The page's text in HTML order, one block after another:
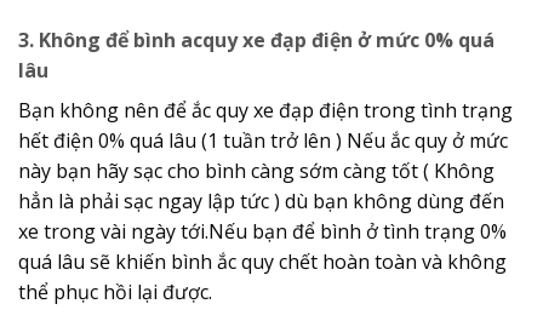
3. Không để bình acquy xe đạp điện ở mức 0% quá
lâu
Bạn không nên để ắc quy xe đạp điện trong tình trạng
hết điện 0% quá lâu (1 tuần trở lên ) Nếu ắc quy ở mức
này bạn hãy sạc cho bình càng sớm càng tốt ( Không
hẳn là phải sạc ngay lập tức ) dù bạn không dùng đến
xe trong vài ngày tới.Nếu bạn để bình ở tình trạng 0%
quá lâu sẽ khiến bình ắc quy chết hoàn toàn và không
thể phục hồi lại được.